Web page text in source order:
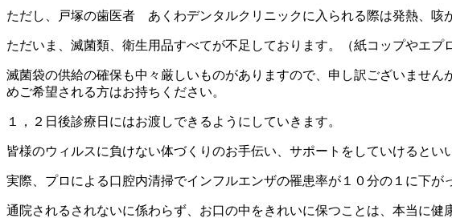
ただし、戸塚の歯医者 あくわデンタルクリニックに入られる際は発熱、咳
ただいま、滅菌類、衛生用品すべてが不足しております。（紙コップやエプ
滅菌袋の供給の確保も中々厳しいものがありますので、申し訳ございませ
めご希望される方はお持ちください。
１，２日後診療日にはお渡しできるようにしていきます。
皆様のウィルスに負けない体づくりのお手伝い、サポートをしていけるとい
実際、プロによる口腔内清掃でインフルエンザの罹患率が１０分の１に下が
通院されるされないに係わらず、お口の中をきれいに保つことは、本当に